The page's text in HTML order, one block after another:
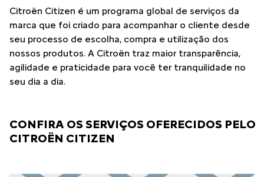
Citroën Citizen é um programa global de serviços da
marca que foi criado para acompanhar o cliente desde
seu processo de escolha, compra e utilização dos
nossos produtos. A Citroën traz maior transparência,
agilidade e praticidade para você ter tranquilidade no
seu dia a dia.
CONFIRA OS SERVIÇOS OFERECIDOS PELO
CITROËN CITIZEN